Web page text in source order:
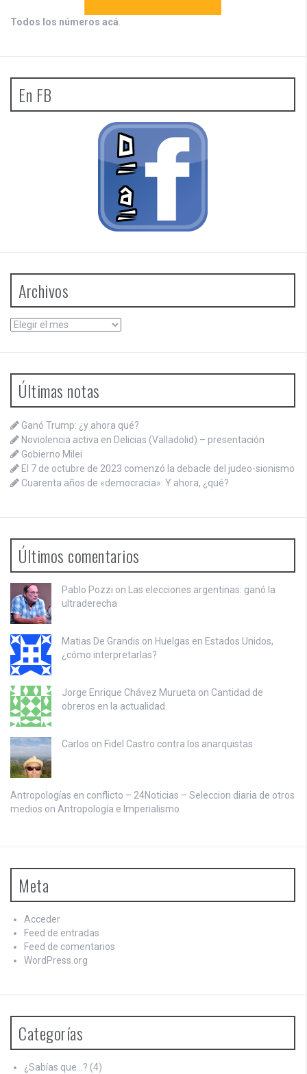
Todos los números acá
En FB
Archivos
Archivos
Últimas notas
Ganó Trump: ¿y ahora qué?
Noviolencia activa en Delicias (Valladolid) – presentación
Gobierno Milei
El 7 de octubre de 2023 comenzó la debacle del judeo-sionismo
Cuarenta años de «democracia»: Y ahora, ¿qué?
Últimos comentarios
Pablo Pozzi on
Las elecciones argentinas: ganó la
ultraderecha
Matias De Grandis on Huelgas en Estados Unidos,
¿cómo interpretarlas?
Jorge Enrique Chávez Murueta on Cantidad de
obreros en la actualidad
Carlos on Fidel Castro contra los anarquistas
Antropologías en conflicto – 24Noticias – Seleccion diaria de otros
medios on Antropología e Imperialismo
Meta
Acceder
Feed de entradas
Feed de comentarios
WordPress.org
Categorías
¿Sabías que…? (4)